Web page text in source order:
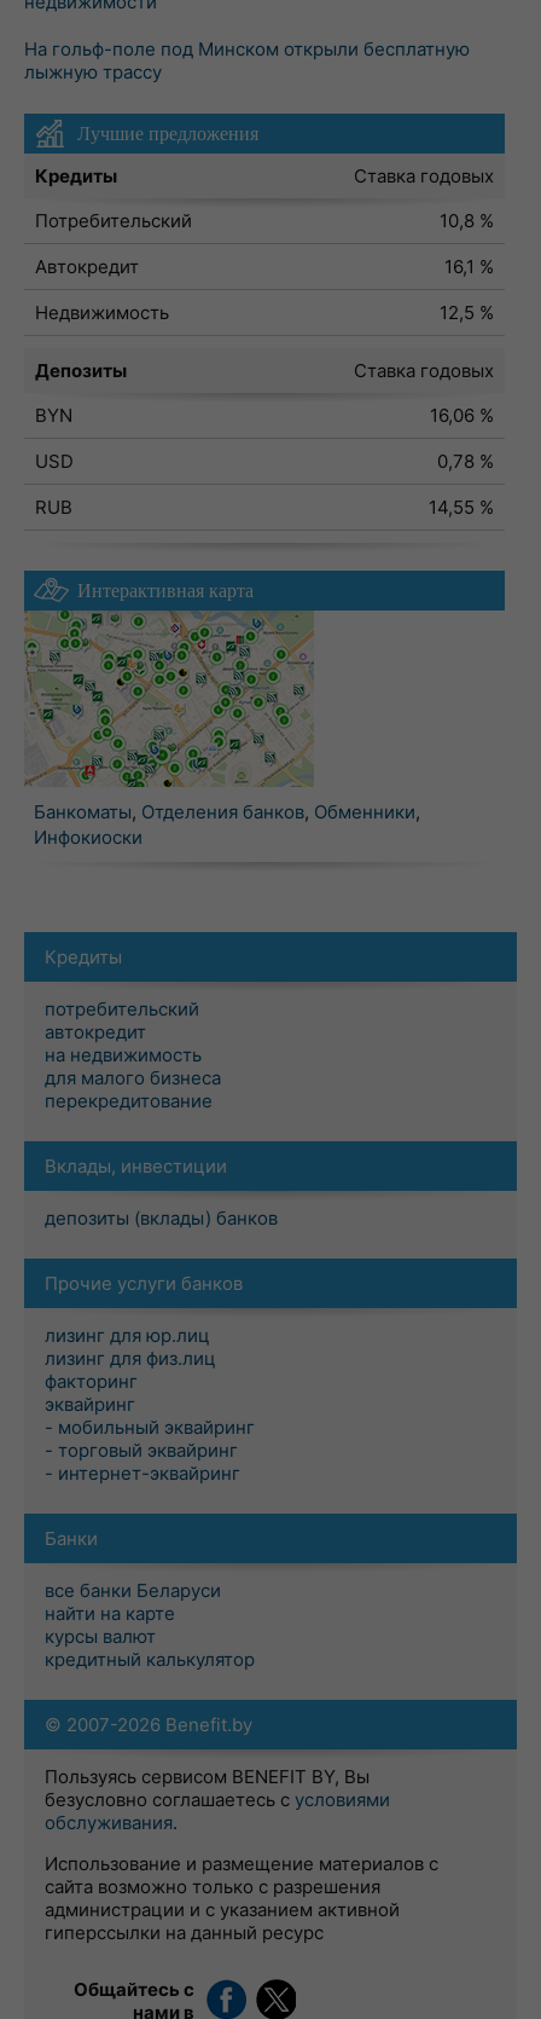
На гольф-поле под Минском открыли бесплатную
лыжную трассу
Лучшие предложения
Кредиты
Ставка годовых
Потребительский
10,8 %
Автокредит
16,1 %
Недвижимость
12,5 %
Депозиты
Ставка годовых
BYN
16,06 %
USD
0,78 %
RUB
14,55 %
Интерактивная карта
Банкоматы, Отделения банков, Обменники,
Инфокиоски
Кредиты
потребительский
автокредит
на недвижимость
для малого бизнеса
перекредитование
Вклады, инвестиции
депозиты (вклады) банков
Прочие услуги банков
лизинг для юр.лиц
лизинг для физ.лиц
факторинг
эквайринг
- мобильный эквайринг
- торговый эквайринг
- интернет-эквайринг
Банки
все банки Беларуси
найти на карте
курсы валют
кредитный калькулятор
© 2007-2026 Benefit.by
Пользуясь сервисом BENEFIT BY, Вы
безусловно соглашаетесь с условиями
обслуживания.
Использование и размещение материалов с
сайта возможно только с разрешения
администрации и с указанием активной
гиперссылки на данный ресурс
Общайтесь с
нами в